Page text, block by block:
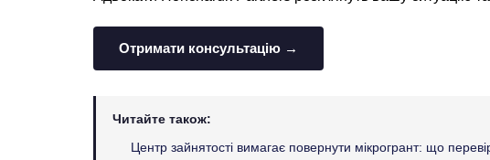
Отримати консультацію →
Читайте також:
Центр зайнятості вимагає повернути мікрогрант: що